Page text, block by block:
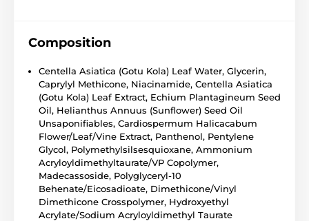
Composition
Centella Asiatica (Gotu Kola) Leaf Water, Glycerin,
Caprylyl Methicone, Niacinamide, Centella Asiatica
(Gotu Kola) Leaf Extract, Echium Plantagineum Seed
Oil, Helianthus Annuus (Sunflower) Seed Oil
Unsaponifiables, Cardiospermum Halicacabum
Flower/Leaf/Vine Extract, Panthenol, Pentylene
Glycol, Polymethylsilsesquioxane, Ammonium
Acryloyldimethyltaurate/VP Copolymer,
Madecassoside, Polyglyceryl-10
Behenate/Eicosadioate, Dimethicone/Vinyl
Dimethicone Crosspolymer, Hydroxyethyl
Acrylate/Sodium Acryloyldimethyl Taurate